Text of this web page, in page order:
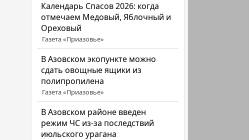
Календарь Спасов 2026: когда
отмечаем Медовый, Яблочный и
Ореховый
Газета «Приазовье»
В Азовском экопункте можно
сдать овощные ящики из
полипропилена
Газета «Приазовье»
В Азовском районе введен
режим ЧС из-за последствий
июльского урагана